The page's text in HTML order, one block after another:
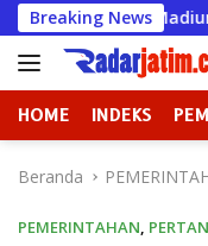
Langsung
ke
konten
Breaking News
Mulya Madiun Kini
HOME INDEKS
Beranda
PEMERINTAHAN,